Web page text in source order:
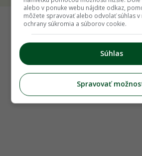
alebo v ponuke webu nájdite odkaz,
môžete spravovať alebo odvolať súhlas v
ochrany súkromia a súborov cookie.
Súhlas
Spravovať